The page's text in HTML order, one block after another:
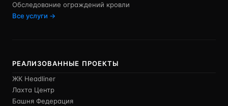
Обследование ограждений кровли
Все услуги →
РЕАЛИЗОВАННЫЕ ПРОЕКТЫ
ЖК Headliner
Лахта Центр
Башня Федерация